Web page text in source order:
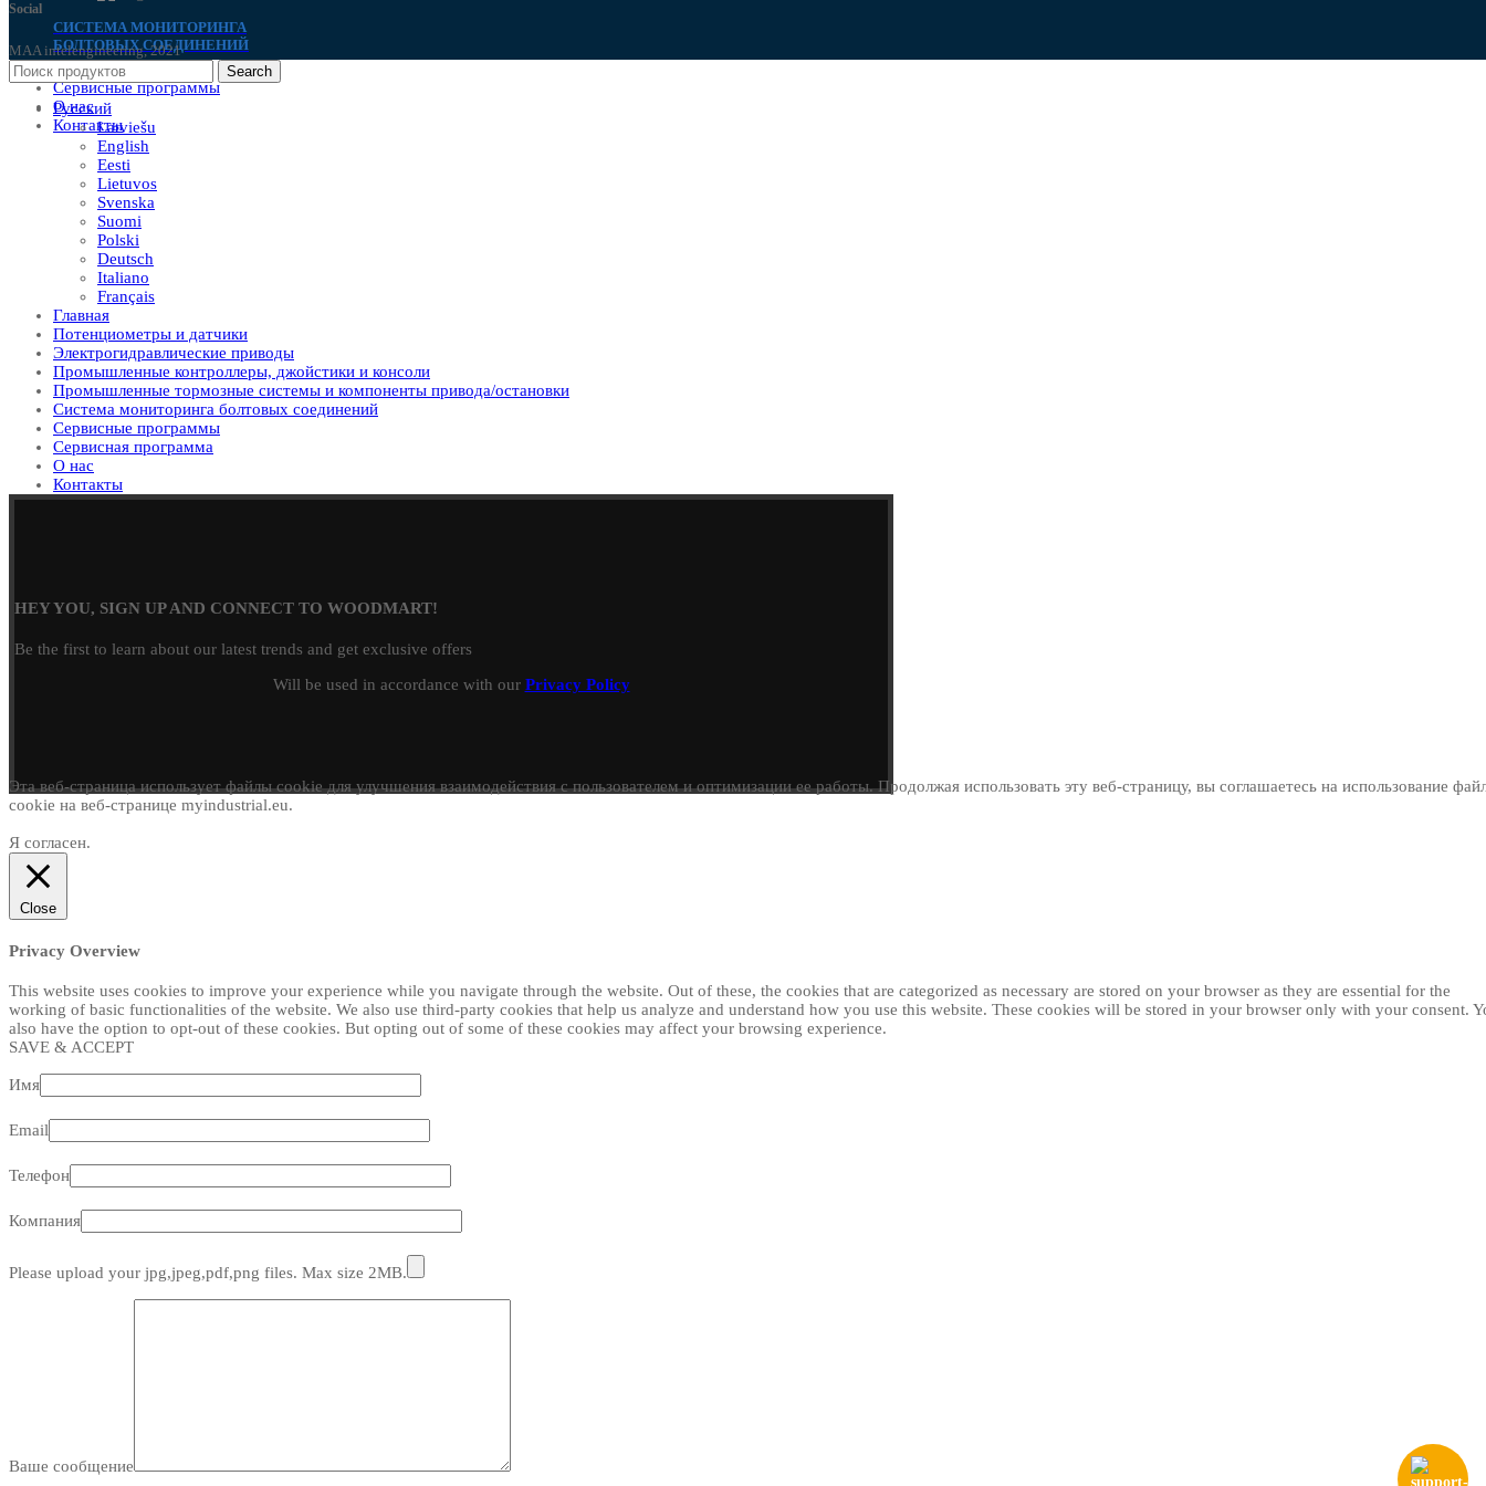
СИСТЕМА МОНИТОРИНГА
БОЛТОВЫХ СОЕДИНЕНИЙ
Сервис запчастей
Сервисные программы
О нас
Контакты
Social
MAA intelengineering, 2021
Search
Русский
Latviešu
English
Eesti
Lietuvos
Svenska
Suomi
Polski
Deutsch
Italiano
Français
Главная
Потенциометры и датчики
Электрогидравлические приводы
Промышленные контроллеры, джойстики и консоли
Промышленные тормозные системы и компоненты привода/остановки
Система мониторинга болтовых соединений
Сервисные программы
Сервисная программа
О нас
Контакты
HEY YOU, SIGN UP AND CONNECT TO WOODMART!
Be the first to learn about our latest trends and get exclusive offers
Will be used in accordance with our Privacy Policy
Эта веб-страница использует файлы cookie для улучшения взаимодействия с пользователем и оптимизации ее работы. Продолжая использовать эту веб-страницу, вы соглашаетесь на использование
cookie на веб-странице myindustrial.eu.
Я согласен.
Close
Privacy Overview
This website uses cookies to improve your experience while you navigate through the website. Out of these, the cookies that are categorized as necessary are stored on your browser as they are essential for the
working of basic functionalities of the website. We also use third-party cookies that help us analyze and understand how you use this website. These cookies will be stored in your browser only with your consent.
also have the option to opt-out of these cookies. But opting out of some of these cookies may affect your browsing experience.
SAVE & ACCEPT
Имя
Email
Телефон
Компания
Please upload your jpg,jpeg,pdf,png files. Max size 2MB.
Ваше сообщение